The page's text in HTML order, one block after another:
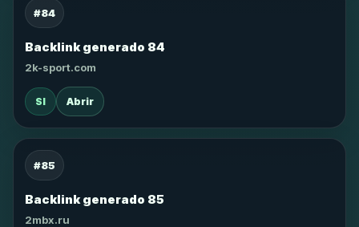
#84
Backlink generado 84
2k-sport.com
SI Abrir
#85
Backlink generado 85
2mbx.ru